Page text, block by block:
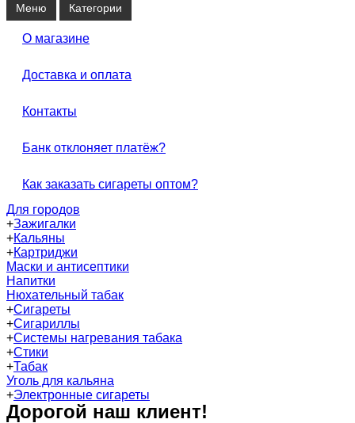
Меню Категории
О магазине
Доставка и оплата
Контакты
Банк отклоняет платёж?
Как заказать сигареты оптом?
Для городов
+Зажигалки
+Кальяны
+Картриджи
Маски и антисептики
Напитки
Нюхательный табак
+Сигареты
+Сигариллы
+Системы нагревания табака
+Стики
+Табак
Уголь для кальяна
+Электронные сигареты
Дорогой наш клиент!